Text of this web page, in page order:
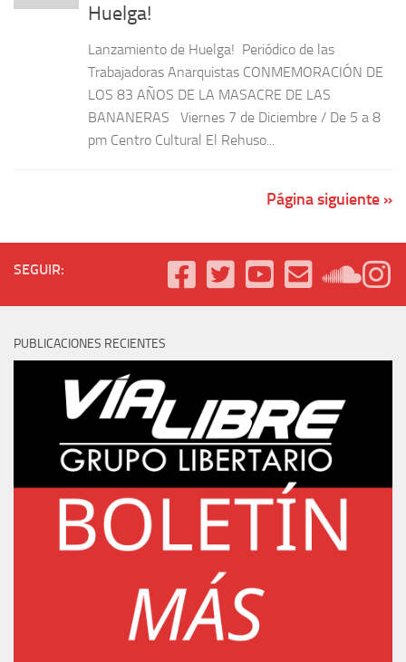
Huelga!
Lanzamiento de Huelga! Periódico de las
Trabajadoras Anarquistas CONMEMORACIÓN DE
LOS 83 AÑOS DE LA MASACRE DE LAS
BANANERAS Viernes 7 de Diciembre / De 5 a 8
pm Centro Cultural El Rehuso...
Página siguiente »
SEGUIR:
PUBLICACIONES RECIENTES